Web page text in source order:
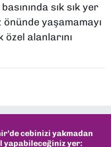
sık sık yer
yaşamamayı
alanlarını
cebinizi yakmadan
yapabileceğiniz yer: